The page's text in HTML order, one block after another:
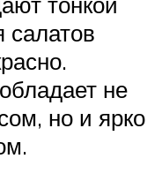
салатов
не
но и ярко